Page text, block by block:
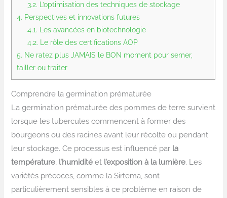
3.2. L’optimisation des techniques de stockage
4. Perspectives et innovations futures
4.1. Les avancées en biotechnologie
4.2. Le rôle des certifications AOP
5. Ne ratez plus JAMAIS le BON moment pour semer,
tailler ou traiter
Comprendre la germination prématurée
La germination prématurée des pommes de terre survient
lorsque les tubercules commencent à former des
bourgeons ou des racines avant leur récolte ou pendant
leur stockage. Ce processus est influencé par la
température l’humidité et l’exposition à la lumière. Les
variétés précoces, comme la Sirtema, sont
particulièrement sensibles à ce problème en raison de